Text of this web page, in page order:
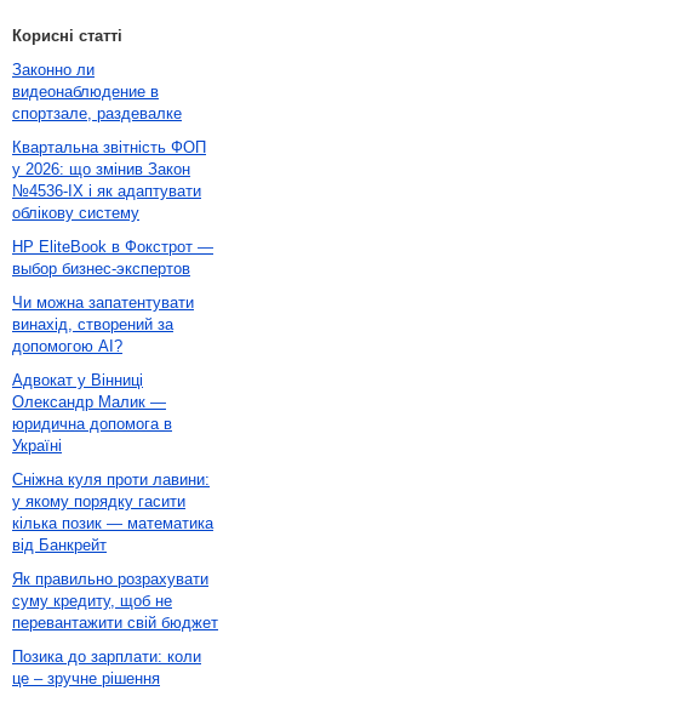
Корисні статті
Законно ли
видеонаблюдение в
спортзале, раздевалке
Квартальна звітність ФОП
у 2026: що змінив Закон
№4536-IX і як адаптувати
облікову систему
HP EliteBook в Фокстрот —
выбор бизнес-экспертов
Чи можна запатентувати
винахід, створений за
допомогою AI?
Адвокат у Вінниці
Олександр Малик —
юридична допомога в
Україні
Сніжна куля проти лавини:
у якому порядку гасити
кілька позик — математика
від Банкрейт
Як правильно розрахувати
суму кредиту, щоб не
перевантажити свій бюджет
Позика до зарплати: коли
це – зручне рішення